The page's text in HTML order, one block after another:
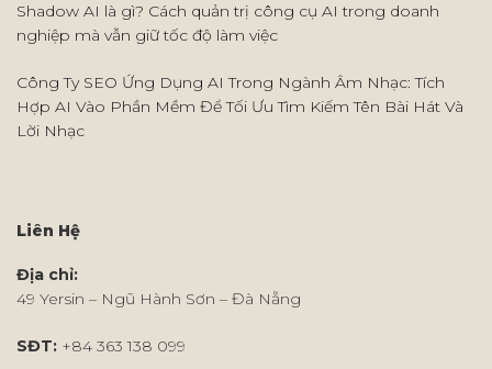
Shadow AI là gì? Cách quản trị công cụ AI trong doanh
nghiệp mà vẫn giữ tốc độ làm việc
Công Ty SEO Ứng Dụng AI Trong Ngành Âm Nhạc: Tích
Hợp AI Vào Phần Mềm Để Tối Ưu Tìm Kiếm Tên Bài Hát Và
Lời Nhạc
Liên Hệ
Địa chỉ:
49 Yersin – Ngũ Hành Sơn – Đà Nẵng
SĐT: +84 363 138 099